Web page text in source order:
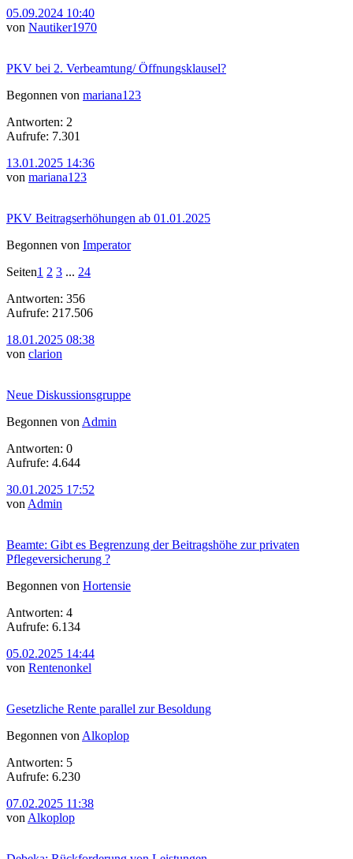
05.09.2024 10:40
von Nautiker1970
PKV bei 2. Verbeamtung/ Öffnungsklausel?
Begonnen von mariana123
Antworten: 2
Aufrufe: 7.301
13.01.2025 14:36
von mariana123
PKV Beitragserhöhungen ab 01.01.2025
Begonnen von Imperator
Seiten1 2 3 ... 24
Antworten: 356
Aufrufe: 217.506
18.01.2025 08:38
von clarion
Neue Diskussionsgruppe
Begonnen von Admin
Antworten: 0
Aufrufe: 4.644
30.01.2025 17:52
von Admin
Beamte: Gibt es Begrenzung der Beitragshöhe zur privaten
Pflegeversicherung ?
Begonnen von Hortensie
Antworten: 4
Aufrufe: 6.134
05.02.2025 14:44
von Rentenonkel
Gesetzliche Rente parallel zur Besoldung
Begonnen von Alkoplop
Antworten: 5
Aufrufe: 6.230
07.02.2025 11:38
von Alkoplop